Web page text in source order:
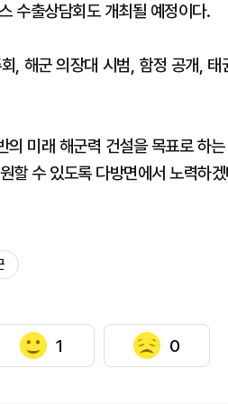
수출상담회도 개최될 예정이다.
, 해군 의장대 시범, 함정 공개,
미래 해군력 건설을 목표로 하
할 수 있도록 다방면에서 노력하
1 0